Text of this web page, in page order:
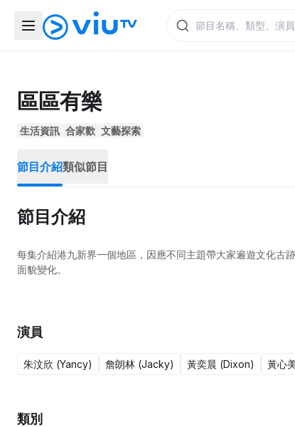
區區有樂
生活資訊 合家歡 文藝探索
節目介紹類似節目
節目介紹
每集介紹港九新界一個地區，因應不同主題帶大家遍遊文化古
面貌變化。
演員
朱汶欣 (Yancy) 詹朗林 (Jacky) 黃奕晨 (Dixon) 黃心
類別